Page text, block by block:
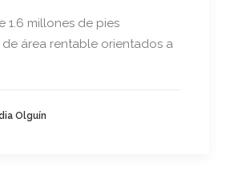
1.6 millones de pies
área rentable orientados a
Olguín